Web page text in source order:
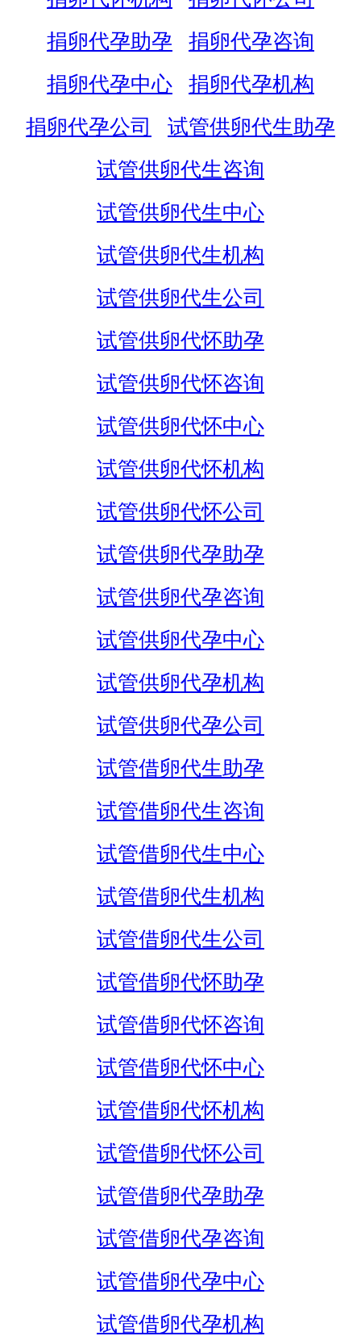
捐卵代孕助孕
捐卵代孕咨询
捐卵代孕中心
捐卵代孕机构
捐卵代孕公司
试管供卵代生助孕
试管供卵代生咨询
试管供卵代生中心
试管供卵代生机构
试管供卵代生公司
试管供卵代怀助孕
试管供卵代怀咨询
试管供卵代怀中心
试管供卵代怀机构
试管供卵代怀公司
试管供卵代孕助孕
试管供卵代孕咨询
试管供卵代孕中心
试管供卵代孕机构
试管供卵代孕公司
试管借卵代生助孕
试管借卵代生咨询
试管借卵代生中心
试管借卵代生机构
试管借卵代生公司
试管借卵代怀助孕
试管借卵代怀咨询
试管借卵代怀中心
试管借卵代怀机构
试管借卵代怀公司
试管借卵代孕助孕
试管借卵代孕咨询
试管借卵代孕中心
试管借卵代孕机构